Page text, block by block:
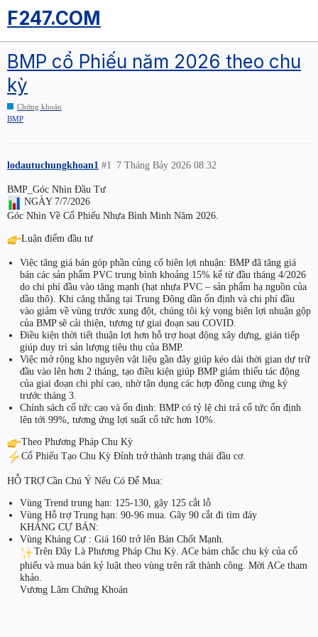
F247.COM
BMP cổ Phiếu năm 2026 theo chu
kỳ
Chứng khoán
BMP
lodautuchungkhoan1 7 Tháng Bảy 2026 08:32
#1
BMP_Góc Nhìn Đầu Tư
NGÀY 7/7/2026
Góc Nhìn Về Cổ Phiếu Nhựa Bình Minh Năm 2026.
Luận điểm đầu tư
Việc tăng giá bán góp phần củng cố biên lợi nhuận: BMP đã tăng giá
bán các sản phẩm PVC trung bình khoảng 15% kể từ đầu tháng 4/2026
do chi phí đầu vào tăng mạnh (hạt nhựa PVC – sản phẩm hạ nguồn của
dầu thô). Khi căng thẳng tại Trung Đông dần ổn định và chi phí đầu
vào giảm về vùng trước xung đột, chúng tôi kỳ vọng biên lợi nhuận gộp
của BMP sẽ cải thiện, tương tự giai đoạn sau COVID.
Điều kiện thời tiết thuận lợi hơn hỗ trợ hoạt động xây dựng, gián tiếp
giúp duy trì sản lượng tiêu thụ của BMP.
Việc mở rộng kho nguyên vật liệu gần đây giúp kéo dài thời gian dự trữ
đầu vào lên hơn 2 tháng, tạo điều kiện giúp BMP giảm thiểu tác động
của giai đoạn chi phí cao, nhờ tận dụng các hợp đồng cung ứng ký
trước tháng 3.
Chính sách cổ tức cao và ổn định: BMP có tỷ lệ chi trả cổ tức ổn định
lên tới 99%, tương ứng lợi suất cổ tức hơn 10%.
Theo Phương Pháp Chu Kỳ
Cổ Phiếu Tạo Chu Kỳ Đỉnh trở thành trạng thái đầu cơ.
HỖ TRỢ Cần Chú Ý Nếu Có Để Mua:
Vùng Trend trung hạn: 125-130, gãy 125 cắt lỗ
Vùng Hỗ trợ Trung hạn: 90-96 mua. Gãy 90 cắt đi tìm đáy
KHÁNG CỰ BÁN:
Vùng Kháng Cự : Giá 160 trở lên Bán Chốt Mạnh.
Trên Đây Là Phương Pháp Chu Kỳ. ACe bám chắc chu kỳ của cổ
phiếu và mua bán kỷ luật theo vùng trên rất thành công. Mời ACe tham
khảo.
Vương Lãm Chứng Khoán